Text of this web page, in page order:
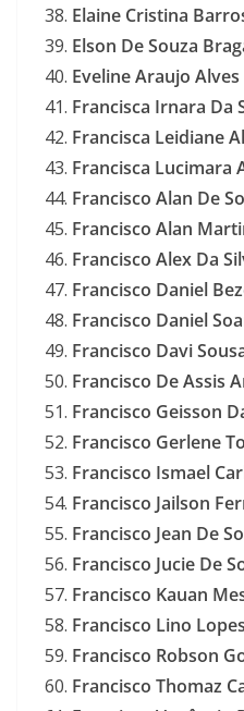
Elaine Cristina
Elson De Souza
Eveline Araujo Alves
Francisca Irnara Da
Francisca Leidiane
Francisca Lucimara
Francisco Alan De
Francisco Alan
Francisco Alex Da
Francisco Daniel
Francisco Daniel
Francisco Davi
Francisco De Assis
Francisco Geisson
Francisco Gerlene
Francisco Ismael
Francisco Jailson
Francisco Jean De
Francisco Jucie De
Francisco Kauan
Francisco Lino Lopes
Francisco Robson
Francisco Thomaz